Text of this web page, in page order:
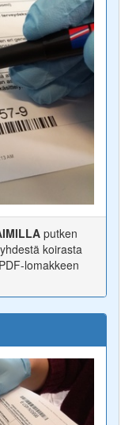
putken
koirasta
lomakkeen